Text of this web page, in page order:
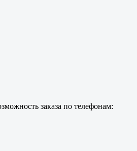
заказа по телефонам: